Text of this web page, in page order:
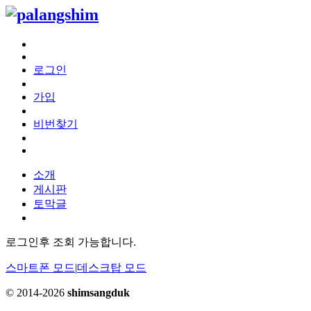
로그인
가입
비번찾기
소개
게시판
토막글
로그인후 조회 가능합니다.
스마트폰 모드|데스크탑 모드
© 2014-2026 shimsangduk